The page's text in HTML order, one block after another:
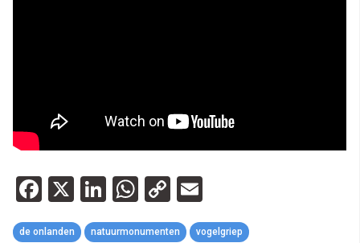
Facebook
X LinkedIn
WhatsApp
Copy
Link
de onlanden natuurmonumenten vogelgriep